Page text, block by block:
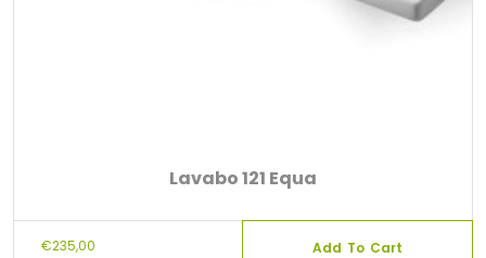
Lavabo 121 Equa
€235,00 Add To Cart